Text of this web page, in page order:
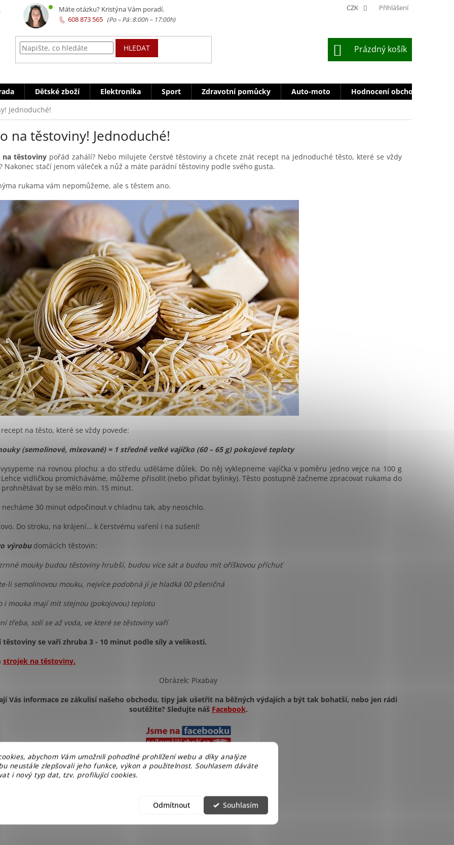
abychom Vám umožnili pohodlné prohlížení webu a díky analýze
neustále zlepšovali jeho funkce, výkon a použitelnost. Souhlasem dáváte
i nový typ dat, tzv. profilující cookies.
Odmítnout Souhlasím
CZK Přihlášení
HLEDAT
NÁKUPNÍ
KOŠÍK
Prázdný košík
Dětské zboží Elektronika Sport Zdravotní pomůcky Auto-moto Hodnocení obchodu
Jednoduché!
na těstoviny! Jednoduché!
na těstovinypořád zahálí? Nebo milujete čerstvé těstoviny a chcete znát recept na jednoduché těsto, které se vždy
Nakonec stačí jenom váleček a nůž a máte parádní těstoviny podle svého gusta.
rukama vám nepomůžeme, ale s těstem ano.
na těsto, které se vždy povede:
(semolinové, mixované) = 1 středně velké vajíčko (60 – 65 g) pokojové teploty
na rovnou plochu a do středu uděláme důlek. Do něj vyklepneme vajíčka v poměru jedno vejce na 100 g
Lehce vidličkou promícháváme, můžeme přisolit (nebo přidat bylinky). Těsto postupně začneme zpracovat rukama do
prohnětávat by se mělo min. 15 minut.
necháme 30 minut odpočinout v chladnu tak, aby neoschlo.
Do stroku, na krájení… k čerstvému vaření i na sušení!
výrobudomácích těstovin:
mouky budou těstoviny hrubší, budou více sát a budou mít oříškovou příchuť
li semolinovou mouku, nejvíce podobná jí je hladká 00 pšeničná
i mouka mají mít stejnou (pokojovou) teplotu
třeba, solí se až voda, ve které se těstoviny vaří
těstoviny se vaří zhruba 3 - 10 minut podle síly a velikosti.
strojek na těstoviny.
Obrázek: Pixabay
Vás informace ze zákulisí našeho obchodu, tipy jak ušetřit na běžných výdajích a být tak bohatší, nebo jen rádi
soutěžíte? Sledujte náš Facebook.
Máte otázku? Kristýna Vám poradí.
608 873 565